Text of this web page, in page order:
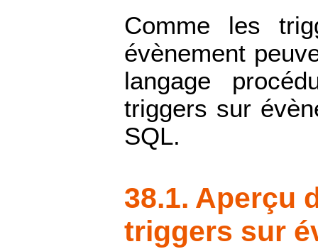
Comme les
évènement
langage
triggers sur
SQL.
38.1. Aperçu
triggers sur